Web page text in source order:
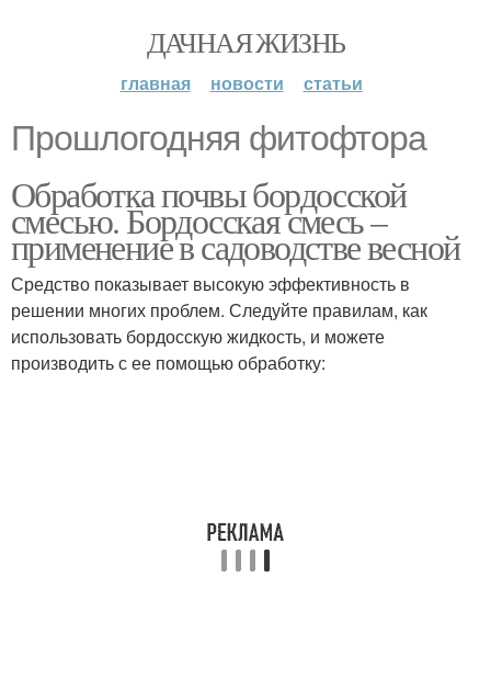
ДАЧНАЯ ЖИЗНЬ
главная новости статьи
Прошлогодняя фитофтора
Обработка почвы бордосской
смесью. Бордосская смесь –
применение в садоводстве весной
Средство показывает высокую эффективность в
решении многих проблем. Следуйте правилам, как
использовать бордосскую жидкость, и можете
производить с ее помощью обработку: